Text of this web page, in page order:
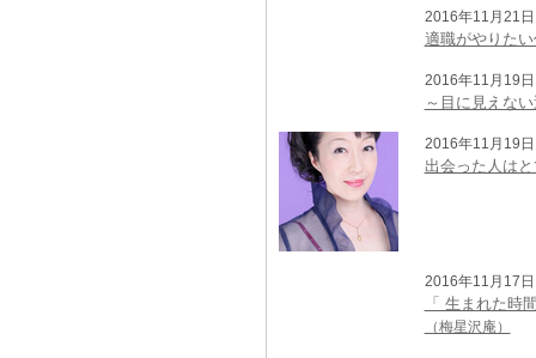
2016年11月21
適職がやりた
2016年11月19
～目に見えな
2016年11月19
出会った人は
2016年11月17
「 生まれた時
（梅星沢庵）